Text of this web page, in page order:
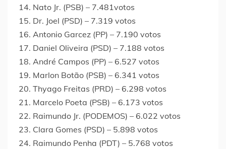
Nato Jr. (PSB) – 7.481votos
Dr. Joel (PSD) – 7.319 votos
Antonio Garcez (PP) – 7.190 votos
Daniel Oliveira (PSD) – 7.188 votos
André Campos (PP) – 6.527 votos
Marlon Botão (PSB) – 6.341 votos
Thyago Freitas (PRD) – 6.298 votos
Marcelo Poeta (PSB) – 6.173 votos
Raimundo Jr. (PODEMOS) – 6.022 votos
Clara Gomes (PSD) – 5.898 votos
Raimundo Penha (PDT) – 5.768 votos